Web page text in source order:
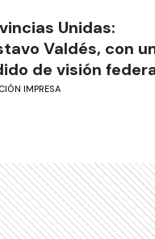
Unidas:
Valdés, con
de visión
IMPRESA